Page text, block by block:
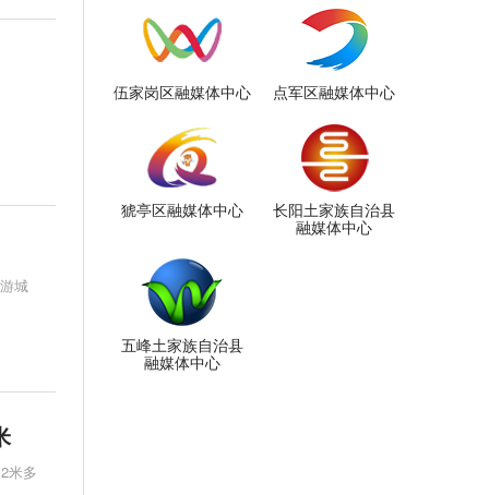
城
米多
伍家岗区融媒体中心 点军区融媒体中心
猇亭区融媒体中心
长阳土家族自治县
融媒体中心
五峰土家族自治县
融媒体中心